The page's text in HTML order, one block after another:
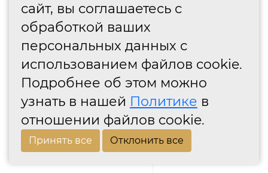
сайт, вы соглашаетесь с
обработкой ваших
персональных данных с
использованием файлов cookie.
Подробнее об этом можно
узнать в нашей Политике в
отношении файлов cookie.
Принять все Отклонить все